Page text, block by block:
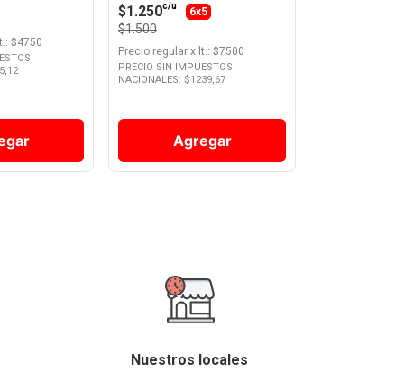
: $4750
$1.250c/u 6x5
$1.500
Precio regular x lt.: $7500
PRECIO SIN IMPUESTOS
NACIONALES: $1239,67
Agregar
Nuestros locales